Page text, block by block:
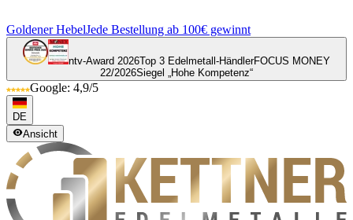
Goldener HebelJede Bestellung ab 100€ gewinnt
ntv-Award 2026Top 3 Edelmetall-HändlerFOCUS MONEY
22/2026Siegel „Hohe Kompetenz“
Google: 4,9/5
DE
Ansicht